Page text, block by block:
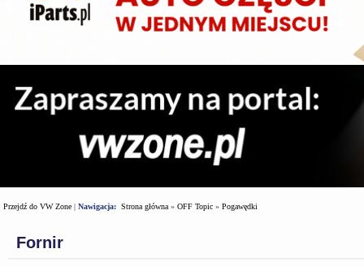
Przejdź do VW Zone | Nawigacja: Strona główna » OFF Topic » Pogawędki
Fornir